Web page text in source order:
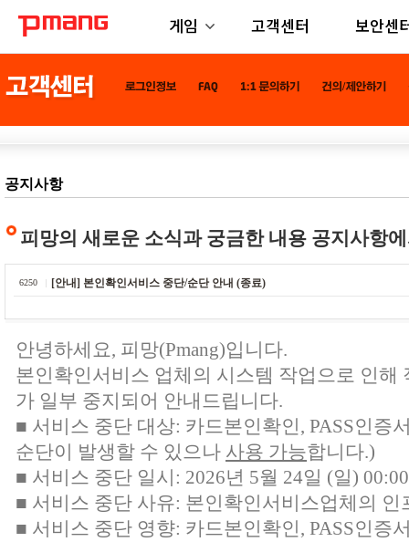
게임 고객센터 보안센
공지사항
피망의 새로운 소식과 궁금한 내용 공지사항
6250 [안내] 본인확인서비스 중단/순단 안내 (종료)
안녕하세요, 피망(Pmang)입니다.
본인확인서비스 업체의 시스템 작업으로 인해
가 일부 중지되어 안내드립니다.
■ 서비스 중단 대상: 카드본인확인, PASS인증
순단이 발생할 수 있으나 사용 가능합니다.)
■ 서비스 중단 일시: 2026년 5월 24일 (일)
■ 서비스 중단 사유: 본인확인서비스업체의 인
■ 서비스 중단 영향: 카드본인확인, PASS인증